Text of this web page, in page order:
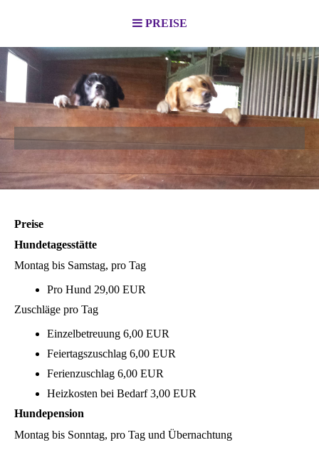
PREISE
Preise
Hundetagesstätte
Montag bis Samstag, pro Tag
Pro Hund 29,00 EUR
Zuschläge pro Tag
Einzelbetreuung 6,00 EUR
Feiertagszuschlag 6,00 EUR
Ferienzuschlag 6,00 EUR
Heizkosten bei Bedarf 3,00 EUR
Hundepension
Montag bis Sonntag, pro Tag und Übernachtung